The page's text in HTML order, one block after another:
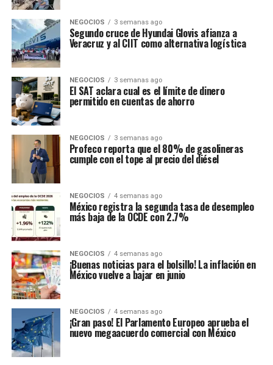
NEGOCIOS 3 semanas ago
Segundo cruce de Hyundai Glovis afianza a
Veracruz y al CIIT como alternativa logística
NEGOCIOS 3 semanas ago
El SAT aclara cual es el límite de dinero
permitido en cuentas de ahorro
NEGOCIOS 3 semanas ago
Profeco reporta que el 80% de gasolineras
cumple con el tope al precio del diésel
NEGOCIOS 4 semanas ago
México registra la segunda tasa de desempleo
más baja de la OCDE con 2.7%
NEGOCIOS 4 semanas ago
¡Buenas noticias para el bolsillo! La inflación en
México vuelve a bajar en junio
NEGOCIOS 4 semanas ago
¡Gran paso! El Parlamento Europeo aprueba el
nuevo megaacuerdo comercial con México